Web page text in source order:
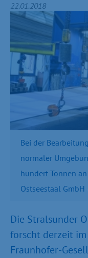
22.01.2018
Bei der
normaler
hundert Tonnen
Ostseestaal GmbH
Die Stralsunder
forscht derzeit
Fraunhofer-